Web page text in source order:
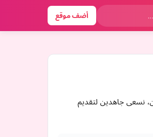
أضف موقع
نسعى جاهدين لتقديم